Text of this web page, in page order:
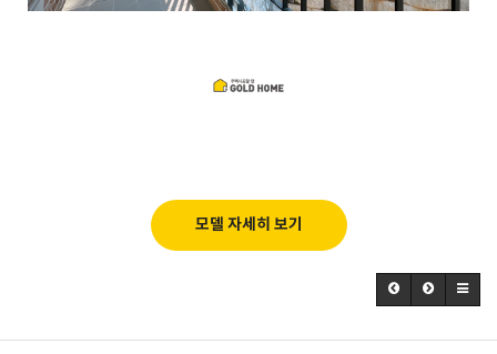
모델 자세히 보기